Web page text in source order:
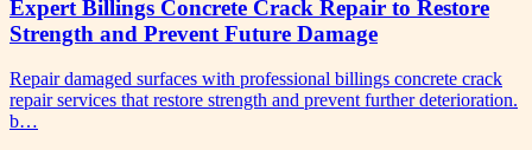
Expert Billings Concrete Crack Repair to Restore
Strength and Prevent Future Damage
Repair damaged surfaces with professional billings concrete crack
repair services that restore strength and prevent further deterioration.
b…